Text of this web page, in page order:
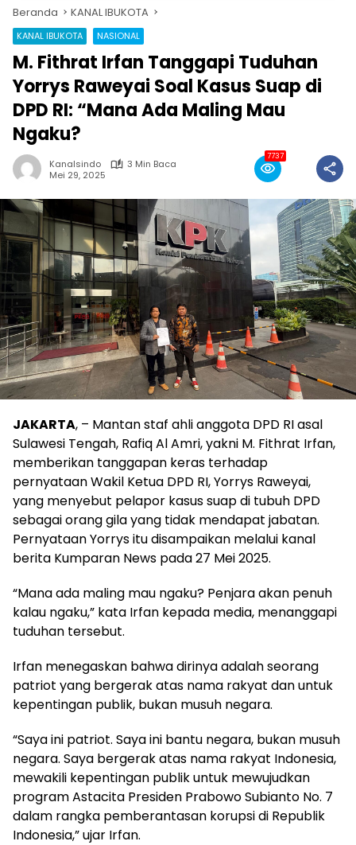
Beranda KANAL IBUKOTA
KANAL IBUKOTA NASIONAL
M. Fithrat Irfan Tanggapi Tuduhan
Yorrys Raweyai Soal Kasus Suap di
DPD RI: “Mana Ada Maling Mau
Ngaku?
Kanalsindo
3 Min Baca
Mei 29, 2025
7737
JAKARTA, – Mantan staf ahli anggota DPD RI asal
Sulawesi Tengah, Rafiq Al Amri, yakni M. Fithrat Irfan,
memberikan tanggapan keras terhadap
pernyataan Wakil Ketua DPD RI, Yorrys Raweyai,
yang menyebut pelapor kasus suap di tubuh DPD
sebagai orang gila yang tidak mendapat jabatan.
Pernyataan Yorrys itu disampaikan melalui kanal
berita Kumparan News pada 27 Mei 2025.
“Mana ada maling mau ngaku? Penjara akan penuh
kalau ngaku,” kata Irfan kepada media, menanggapi
tuduhan tersebut.
Irfan menegaskan bahwa dirinya adalah seorang
patriot yang bergerak atas nama rakyat dan untuk
kepentingan publik, bukan musuh negara.
“Saya ini patriot. Saya ini bantu negara, bukan musuh
negara. Saya bergerak atas nama rakyat Indonesia,
mewakili kepentingan publik untuk mewujudkan
program Astacita Presiden Prabowo Subianto No. 7
dalam rangka pemberantasan korupsi di Republik
Indonesia,” ujar Irfan.